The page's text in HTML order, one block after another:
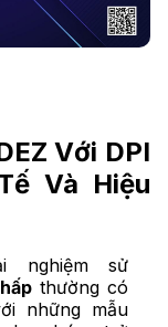
Với DPI
Và Hiệu
nghiệm sử
thường có
những mẫu